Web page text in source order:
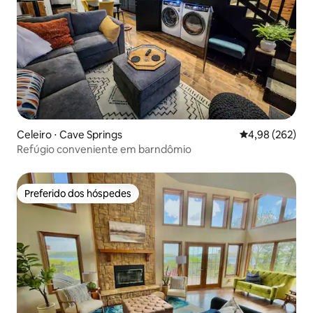
Celeiro ⋅ Cave Springs 4,98 de uma
4,98 (262)
Refúgio conveniente em barndômio
Preferido dos hóspedes
Preferido dos hóspedes